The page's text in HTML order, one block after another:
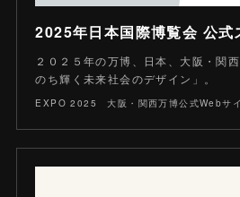
２０２５年の万博、日本、大阪・関
のち輝く未来社会のデザイン」。
EXPO 2025 大阪・関西万博公式Webサ